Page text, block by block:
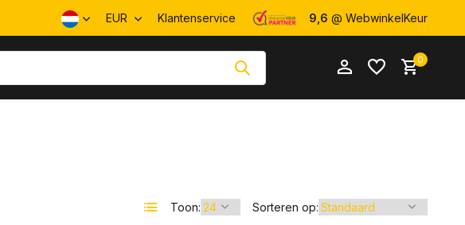
EUR Klantenservice 9,6 @ WebwinkelKeur
Account
Account
0
Toon: Sorteren op: